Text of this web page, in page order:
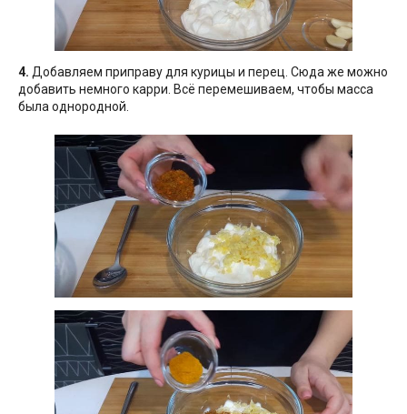
4. Добавляем приправу для курицы и перец. Сюда же можно
добавить немного карри. Всё перемешиваем, чтобы масса
была однородной.